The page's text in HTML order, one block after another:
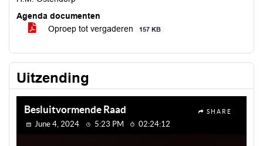
Agenda documenten
Oproep tot vergaderen
157 KB
Uitzending